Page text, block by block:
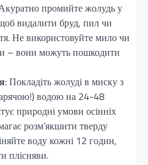
промийте жолудь у
видалити бруд, пил чи
Не використовуйте мило чи
– вони можуть пошкодити
: Покладіть жолуді в миску з
водою на 24-48
природні умови осінніх
розм’якшити тверду
воду кожні 12 годин,
плісняви.